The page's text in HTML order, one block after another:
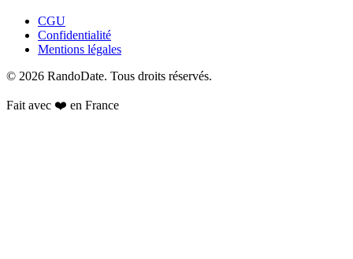
CGU
Confidentialité
Mentions légales
© 2026 RandoDate. Tous droits réservés.
Fait avec ❤️ en France